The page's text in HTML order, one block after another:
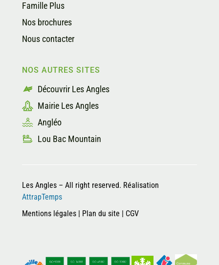
Famille Plus
Nos brochures
Nous contacter
NOS AUTRES SITES
Découvrir Les Angles
Mairie Les Angles
Angléo
Lou Bac Mountain
Les Angles – All right reserved. Réalisation
AttrapTemps
Mentions légales| Plan du site | CGV